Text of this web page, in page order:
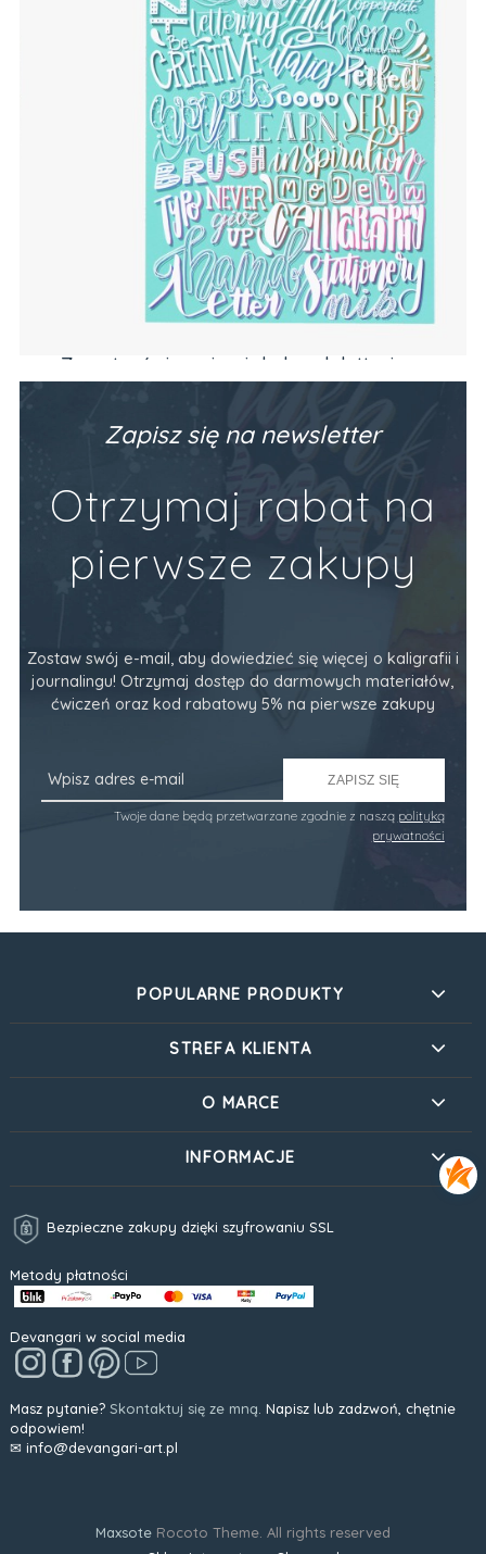
Zeszyt z ćwiczeniami do brush letteringu
PODSTAWY (alfabet, codzienne frazy)
Zapisz się na newsletter
Otrzymaj rabat na
pierwsze zakupy
Zostaw swój e-mail, aby dowiedzieć się więcej o kaligrafii i
journalingu! Otrzymaj dostęp do darmowych materiałów,
ćwiczeń oraz kod rabatowy 5% na pierwsze zakupy
ZAPISZ SIĘ
Twoje dane będą przetwarzane zgodnie z naszą polityką
prywatności
POPULARNE PRODUKTY
STREFA KLIENTA
O MARCE
INFORMACJE
Bezpieczne zakupy dzięki szyfrowaniu SSL
Metody płatności
Devangari w social media
Masz pytanie? Skontaktuj się ze mną. Napisz lub zadzwoń, chętnie
odpowiem!
✉ info@devangari-art.pl
Maxsote Rocoto Theme. All rights reserved